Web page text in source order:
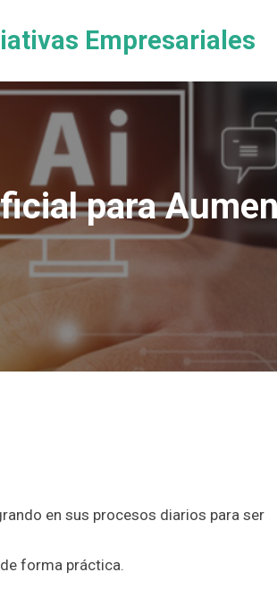
Empresariales
para
en sus procesos diarios para ser
forma práctica.